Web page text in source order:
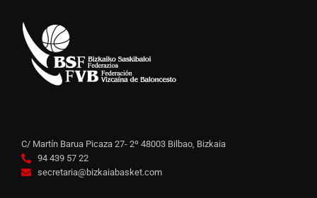
C/ Martín Barua Picaza 27- 2º 48003 Bilbao, Bizkaia
94 439 57 22
secretaria@bizkaiabasket.com